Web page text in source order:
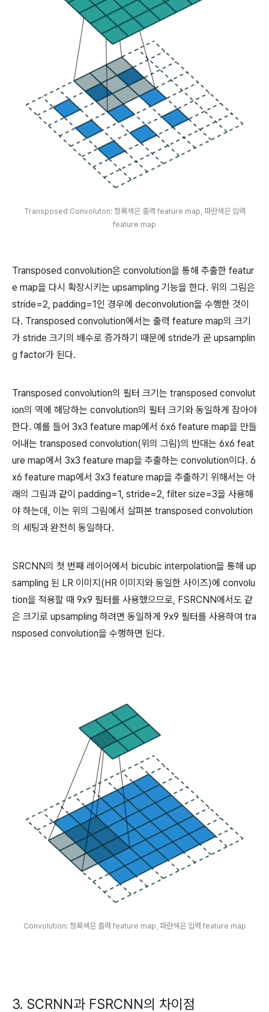
Transposed Convoluton: 청록색은 출력 feature map, 파란색은 입력
feature map
Transposed convolution은 convolution을 통해 추출한 featur
e map을 다시 확장시키는 upsampling 기능을 한다. 위의 그림은
stride=2, padding=1인 경우에 deconvolution을 수행한 것이
다. Transposed convolution에서는 출력 feature map의 크기
가 stride 크기의 배수로 증가하기 때문에 stride가 곧 upsamplin
g factor가 된다.
Transposed convolution의 필터 크기는 transposed convolut
ion의 역에 해당하는 convolution의 필터 크기와 동일하게 잡아야
한다. 예를 들어 3x3 feature map에서 6x6 feature map을 만들
어내는 transposed convolution(위의 그림)의 반대는 6x6 feat
ure map에서 3x3 feature map을 추출하는 convolution이다. 6
x6 feature map에서 3x3 feature map을 추출하기 위해서는 아
래의 그림과 같이 padding=1, stride=2, filter size=3을 사용해
야 하는데, 이는 위의 그림에서 살펴본 transposed convolution
의 세팅과 완전히 동일하다.
SRCNN의 첫 번째 레이어에서 bicubic interpolation을 통해 up
sampling 된 LR 이미지(HR 이미지와 동일한 사이즈)에 convolu
tion을 적용할 때 9x9 필터를 사용했으므로, FSRCNN에서도 같
은 크기로 upsampling 하려면 동일하게 9x9 필터를 사용하여 tra
nsposed convolution을 수행하면 된다.
Convolution: 청록색은 출력 feature map, 파란색은 입력 feature map
3. SCRNN과 FSRCNN의 차이점